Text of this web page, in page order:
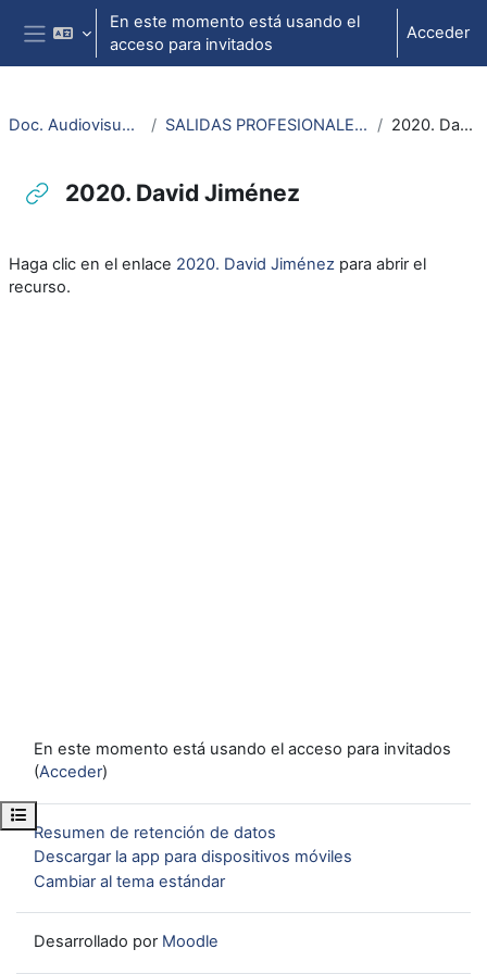
Salta al contenido principal
Panel lateral
En este momento está usando el
acceso para invitados
Acceder
Abrir índice del curso
Doc. Audiovisuales Veterinaria SALIDAS PROFESIONALES VETERINARIA Y CTA 2020. David Jiménez
2020. David Jiménez
Haga clic en el enlace 2020. David Jiménez para abrir el
recurso.
En este momento está usando el acceso para invitados
(Acceder)
Resumen de retención de datos
Descargar la app para dispositivos móviles
Cambiar al tema estándar
Desarrollado por Moodle